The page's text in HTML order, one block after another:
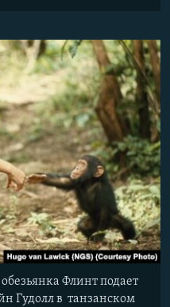
Флинт подает
Гудолл в танзанском